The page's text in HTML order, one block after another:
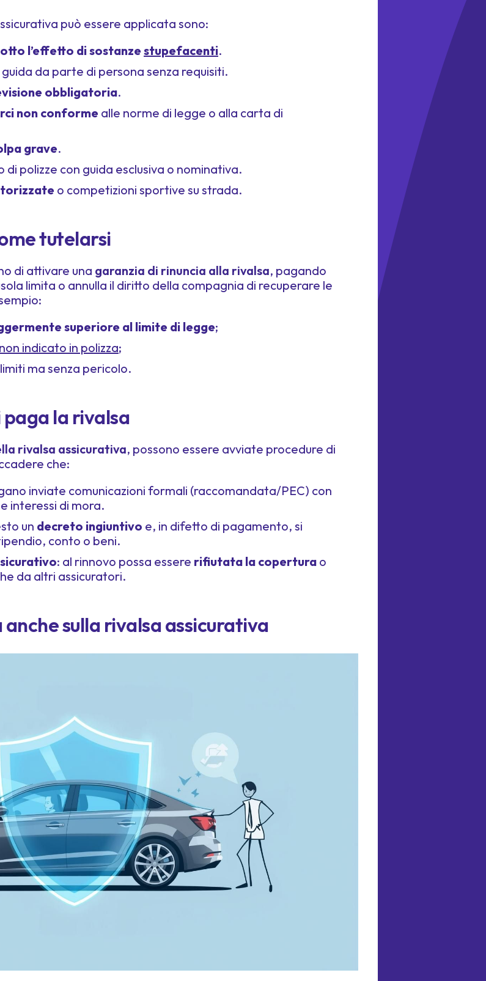
può essere applicata sono:
l’effetto di sostanze stupefacenti.
guida da parte di persona senza requisiti.
obbligatoria.
non conforme alle norme di legge o alla carta di
grave.
di polizze con guida esclusiva o nominativa.
o competizioni sportive su strada.
tutelarsi
di attivare una garanzia di rinuncia alla rivalsa, pagando
limita o annulla il diritto della compagnia di recuperare le
superiore al limite di legge;
non indicato in polizza;
ma senza pericolo.
paga la rivalsa
rivalsa assicurativa, possono essere avviate procedure di
che:
inviate comunicazioni formali (raccomandata/PEC) con
interessi di mora.
un decreto ingiuntivo e, in difetto di pagamento, si
conto o beni.
: al rinnovo possa essere rifiutata la copertura o
da altri assicuratori.
anche sulla rivalsa assicurativa